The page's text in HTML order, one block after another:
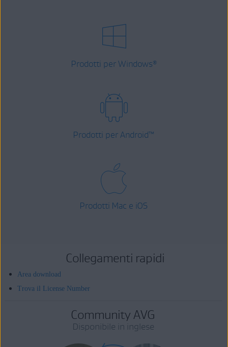
Prodotti per Windows®
Prodotti per Android™
Prodotti Mac e iOS
Collegamenti rapidi
Area download
Trova il License Number
Community AVG
Disponibile in inglese